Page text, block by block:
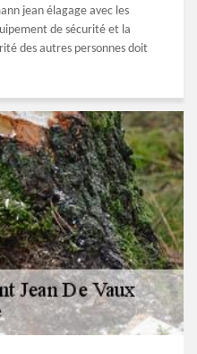
jean élagage avec les
de sécurité et la
des autres personnes doit